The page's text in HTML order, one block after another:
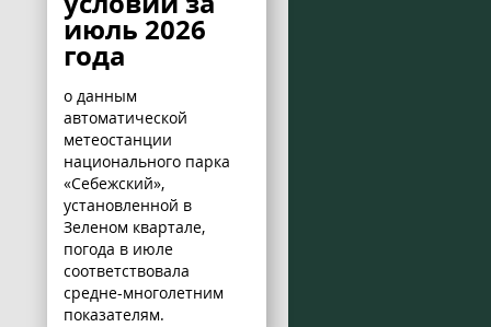
июль 2026
года
о данным
автоматической
метеостанции
национального парка
«Себежский»,
установленной в
Зеленом квартале,
погода в июле
соответствовала
средне-многолетним
показателям.